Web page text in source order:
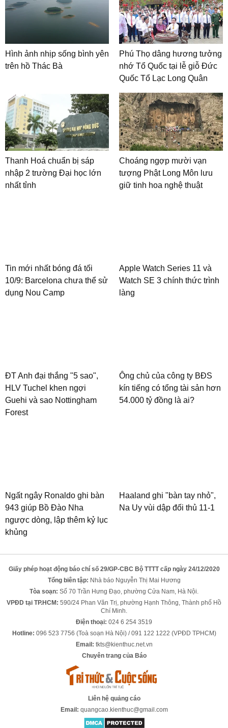
Hình ảnh nhịp sống bình yên
trên hồ Thác Bà
Phú Thọ dâng hương tưởng
nhớ Tổ Quốc tại lễ giỗ Đức
Quốc Tổ Lạc Long Quân
Thanh Hoá chuẩn bị sáp
nhập 2 trường Đại học lớn
nhất tỉnh
Choáng ngợp mười vạn
tượng Phật Long Môn lưu
giữ tinh hoa nghệ thuật
Tin mới nhất bóng đá tối
10/9: Barcelona chưa thể sử
dụng Nou Camp
Apple Watch Series 11 và
Watch SE 3 chính thức trình
làng
ĐT Anh đại thắng "5 sao",
HLV Tuchel khen ngợi
Guehi và sao Nottingham
Forest
Ông chủ của công ty BĐS
kín tiếng có tổng tài sản hơn
54.000 tỷ đồng là ai?
Ngất ngây Ronaldo ghi bàn
943 giúp Bồ Đào Nha
ngược dòng, lập thêm kỷ lục
khủng
Haaland ghi "bàn tay nhỏ",
Na Uy vùi dập đối thủ 11-1
Giấy phép hoạt động báo chí số 29/GP-CBC Bộ TTTT cấp ngày 24/12/2020
Tổng biên tập: Nhà báo Nguyễn Thị Mai Hương
Tòa soạn: Số 70 Trần Hưng Đạo, phường Cửa Nam, Hà Nội.
VPĐD tại TP.HCM: 590/24 Phan Văn Trị, phường Hạnh Thông, Thành phố Hồ
Chí Minh.
Điện thoại: 024 6 254 3519
Hotline: 096 523 7756 (Toà soạn Hà Nội) / 091 122 1222 (VPĐD TPHCM)
Email: tkts@kienthuc.net.vn
Chuyên trang của Báo
Liên hệ quảng cáo
Email: quangcao.kienthuc@gmail.com